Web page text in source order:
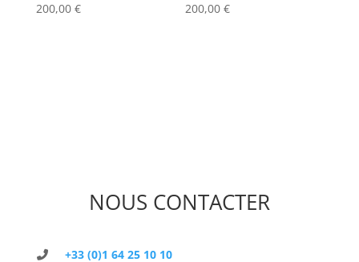
200,00 € 200,00€
NOUS CONTACTER
+33 (0)1 64 25 10 10